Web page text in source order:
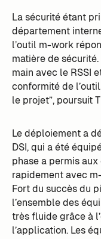
La sécurité étant
département
l’outil m-work
matière de
main avec le RSSI
conformité de
le projet”, poursuit
Le déploiement a
DSI, qui a été
phase a permis
rapidement avec
Fort du succès du
l’ensemble des
très fluide grâce à
l’application. Les